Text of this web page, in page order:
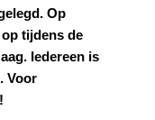
Op
tijdens de
Iedereen is
Voor